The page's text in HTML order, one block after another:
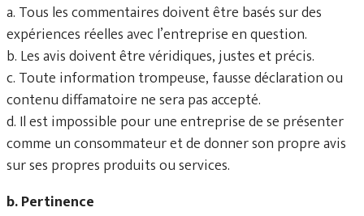
a. Tous les commentaires doivent être basés sur des
expériences réelles avec l’entreprise en question.
b. Les avis doivent être véridiques, justes et précis.
c. Toute information trompeuse, fausse déclaration ou
contenu diffamatoire ne sera pas accepté.
d. Il est impossible pour une entreprise de se présenter
comme un consommateur et de donner son propre avis
sur ses propres produits ou services.
b. Pertinence